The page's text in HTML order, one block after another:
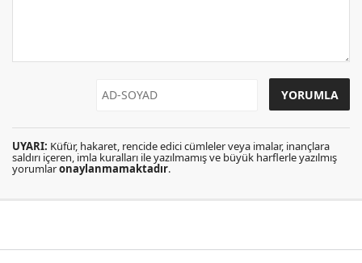
UYARI: Küfür, hakaret, rencide edici cümleler veya imalar, inançlara
saldırı içeren, imla kuralları ile yazılmamış ve büyük harflerle yazılmış
yorumlaronaylanmamaktadır.